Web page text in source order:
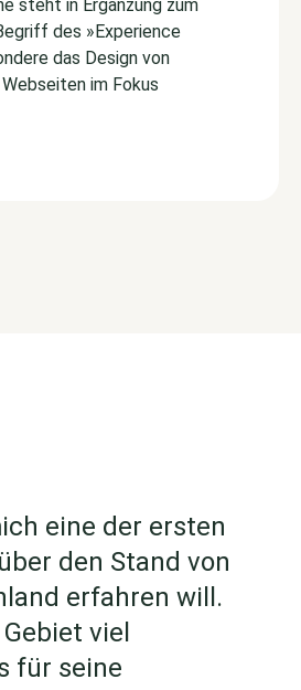
steht in Ergänzung zum
des »Experience
das Design von
im Fokus
eine der ersten
den Stand von
erfahren will.
viel
für seine